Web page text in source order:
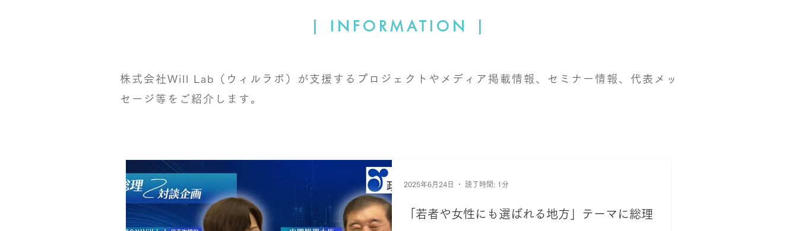
| INFORMATION |
株式会社Will Lab（ウィルラボ）が支援するプロジェクトやメディア掲載情報、セミナー情報、代表メッ
セージ等をご紹介します。
「若者や女性にも選ばれる地方」テーマに総理
2025年6月24日 読了時間: 1分